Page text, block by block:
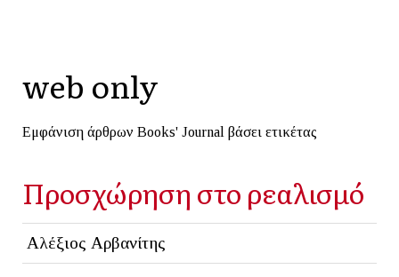
web only
Εμφάνιση άρθρων Books' Journal βάσει ετικέτας
Προσχώρηση στο ρεαλισμό
Αλέξιος Αρβανίτης